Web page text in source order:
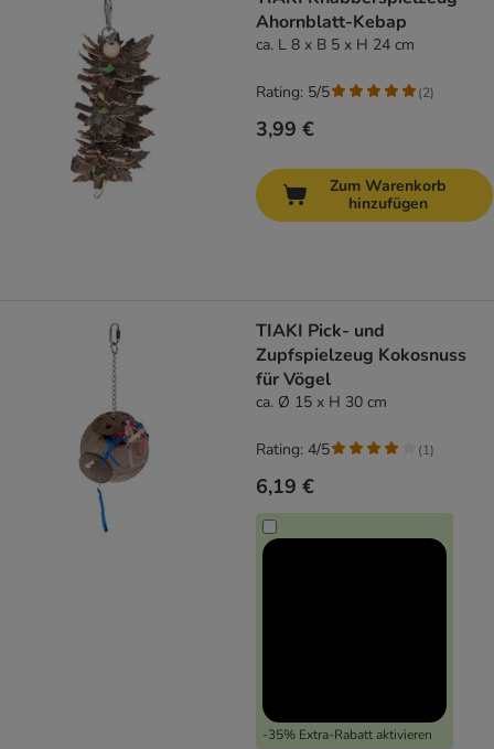
Ahornblatt-Kebap
ca. L 8 x B 5 x H 24 cm
3,99 €
Rating: 5/5 (2)
Zum Warenkorb
hinzufügen
TIAKI Pick- und
Zupfspielzeug Kokosnuss
für Vögel
ca. Ø 15 x H 30 cm
6,19 €
-35% Extra-Rabatt aktivieren
Rating: 4/5 (1)